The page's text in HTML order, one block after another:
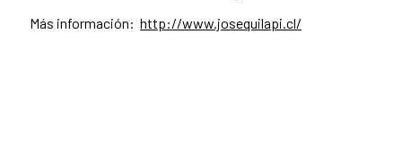
Más información: http://www.josequilapi.cl/